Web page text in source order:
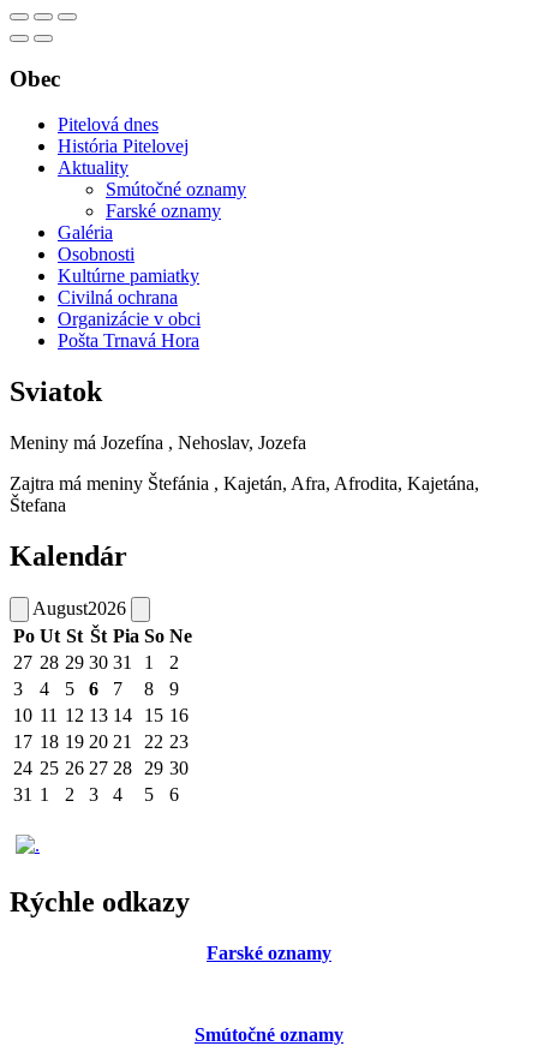
Obec
Pitelová dnes
História Pitelovej
Aktuality
Smútočné oznamy
Farské oznamy
Galéria
Osobnosti
Kultúrne pamiatky
Civilná ochrana
Organizácie v obci
Pošta Trnavá Hora
Sviatok
Meniny má Jozefína , Nehoslav, Jozefa
Zajtra má meniny Štefánia , Kajetán, Afra, Afrodita, Kajetána,
Štefana
Kalendár
August2026
Po Ut St Št Pia So Ne
27 28 29 30 31 1
2
3
4 5 6 7 8
9
10 11 12 13 14 15 16
17 18 19 20 21 22 23
24 25 26 27 28 29 30
31 1 2 3 4 5 6
Rýchle odkazy
Farské oznamy
Smútočné oznamy